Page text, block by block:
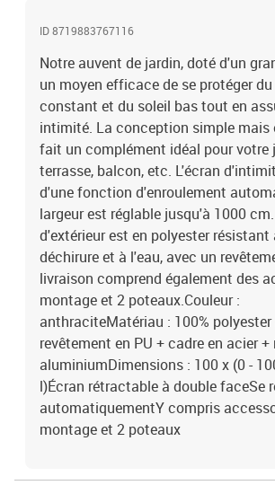
ID 8719883767116
Notre auvent de jardin, doté d'un
un moyen efficace de se protéger
constant et du soleil bas tout en
intimité. La conception simple mais
fait un complément idéal pour votre
terrasse, balcon, etc. L'écran
d'une fonction d'enroulement
largeur est réglable jusqu'à 1000
d'extérieur est en polyester résistant
déchirure et à l'eau, avec un
livraison comprend également des
montage et 2 poteaux.Couleur :
anthraciteMatériau : 100% polyester
revêtement en PU + cadre en acier +
aluminiumDimensions : 100 x (0 -
l)Écran rétractable à double faceSe
automatiquementY compris
montage et 2 poteaux